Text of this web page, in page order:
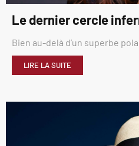
Le dernier cercle
Bien au-delà d’un superbe
LIRE LA SUITE